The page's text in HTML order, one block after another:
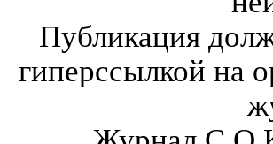
Публикация
гиперссылкой на